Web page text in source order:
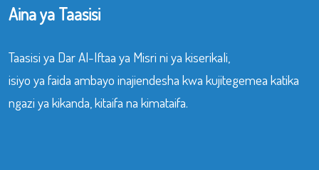
Aina ya Taasisi
Taasisi ya Dar Al-Iftaa ya Misri ni ya kiserikali,
isiyo ya faida ambayo inajiendesha kwa kujitegemea katika
ngazi ya kikanda, kitaifa na kimataifa.